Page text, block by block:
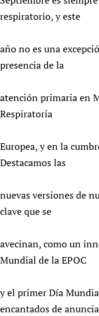
Newborn Care
respiratorio, y este
año no es una
presencia de la
atención primaria en
Respiratoria
Europea, y en la
Destacamos las
nuevas versiones de
clave que se
avecinan, como un
Mundial de la EPOC
y el primer Día
encantados de